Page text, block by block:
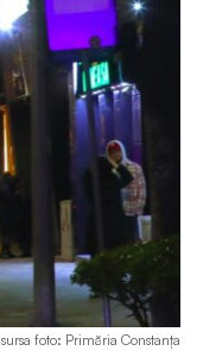
sursa foto: Primăria Constanța